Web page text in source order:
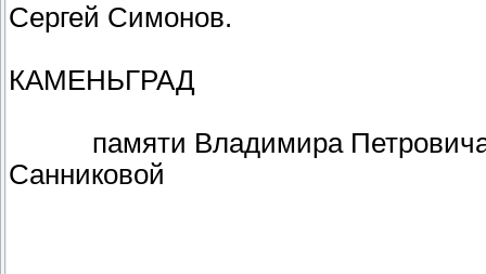
Сергей Симонов.
КАМЕНЬГРАД
памяти Владимира Петровича
Санниковой